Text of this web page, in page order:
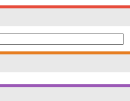
جستجو
برای: